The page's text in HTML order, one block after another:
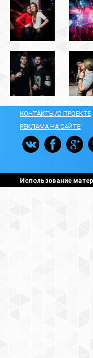
КОНТАКТЫ/О ПРОЕКТЕ
РЕКЛАМА НА САЙТЕ
Использование